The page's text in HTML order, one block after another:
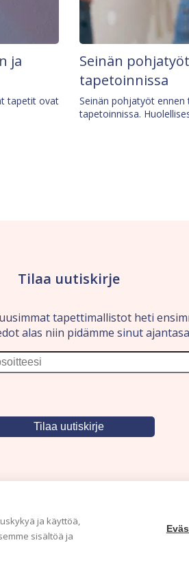
ja käyttöä,
sisältöä ja
ja
tapetit ovat
Seinän
tapetoinnissa
Seinän pohjatyöt
tapetoinnissa.
Tilaa uutiskirje
tapettimallistot heti
alas niin pidämme sinut